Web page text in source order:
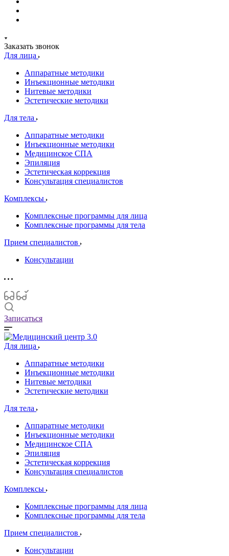
Заказать звонок
Для лица
Аппаратные методики
Инъекционные методики
Нитевые методики
Эстетические методики
Для тела
Аппаратные методики
Инъекционные методики
Медицинское СПА
Эпиляция
Эстетическая коррекция
Консультация специалистов
Комплексы
Комплексные программы для лица
Комплексные программы для тела
Прием специалистов
Консультации
Записаться
Для лица
Аппаратные методики
Инъекционные методики
Нитевые методики
Эстетические методики
Для тела
Аппаратные методики
Инъекционные методики
Медицинское СПА
Эпиляция
Эстетическая коррекция
Консультация специалистов
Комплексы
Комплексные программы для лица
Комплексные программы для тела
Прием специалистов
Консультации